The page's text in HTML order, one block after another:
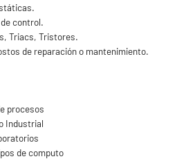
control.
Triacs, Tristores.
de reparación o mantenimiento.
procesos
Industrial
de computo